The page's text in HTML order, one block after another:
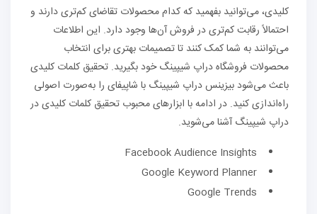
کلیدی، می‌توانید بفهمید که کدام محصولات تقاضای کم‌تری دارند و
احتمالاً رقابت کم‌تری در فروش آن‌ها وجود دارد. این اطلاعات
می‌توانند به شما کمک کنند تا تصمیمات بهتری برای انتخاب
محصولات فروشگاه دراپ شیپینگ خود بگیرید. تحقیق کلمات کلیدی
باعث می‌شود بیزینس دراپ شیپینگ با شاپیفای را به‌صورت اصولی
راه‌اندازی کنید. در ادامه با ابزارهای محبوب تحقیق کلمات کلیدی در
دراپ شیپینگ آشنا می‌شوید.
Facebook Audience Insights
Google Keyword Planner
Google Trends